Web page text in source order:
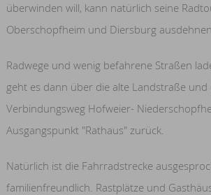
überwinden will, kann natürlich seine
Oberschopfheim und Diersburg
Radwege und wenig befahrene Straßen
geht es dann über die alte Landstraße und
Verbindungsweg Hofweier-
Ausgangspunkt "Rathaus" zurück.
Natürlich ist die Fahrradstrecke
familienfreundlich. Rastplätze und